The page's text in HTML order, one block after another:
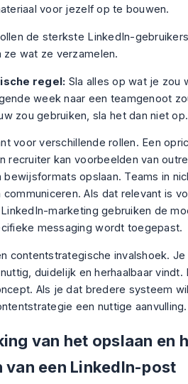
voor jezelf op te bouwen.
de sterkste LinkedIn-
ze wat ze verzamelen.
regel: Sla alles op wat je zou
week naar een teamgenoot
zou gebruiken, sla het dan niet op.
voor verschillende rollen. Een
recruiter kan voorbeelden van
bewijsformats opslaan. Teams in
communiceren. Als dat relevant is
marketing gebruiken de
messaging wordt toegepast.
contentstrategische invalshoek.
duidelijk en herhaalbaar
Als je dat bredere systeem
een nuttige aanvulling.
van het opslaan en
van een LinkedIn-post